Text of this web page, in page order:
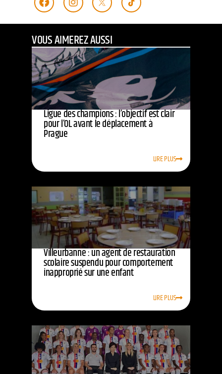
VOUS AIMEREZ AUSSI
Ligue des champions : l’objectif est clair
pour l’OL avant le déplacement à
Prague
LIRE PLUS
Villeurbanne : un agent de restauration
scolaire suspendu pour comportement
inapproprié sur une enfant
LIRE PLUS